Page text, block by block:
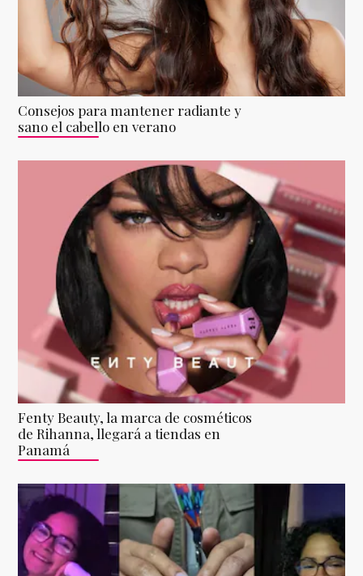
Consejos para mantener radiante y
sano el cabello en verano
Fenty Beauty, la marca de cosméticos
de Rihanna, llegará a tiendas en
Panamá